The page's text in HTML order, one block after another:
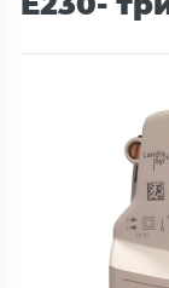
Е230-